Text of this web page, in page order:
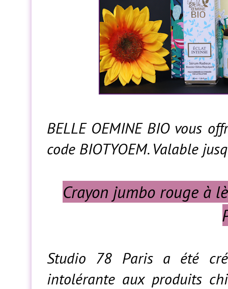
BELLE OEMINE BIO vous
code BIOTYOEM. Valable
Crayon jumbo rouge à
Studio 78 Paris a été
intolérante aux produits